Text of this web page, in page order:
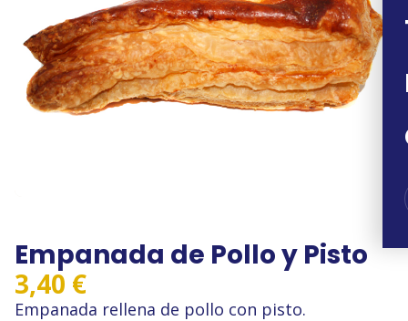
Empanada de Pollo y Pisto
3,40 €
Empanada rellena de pollo con pisto.